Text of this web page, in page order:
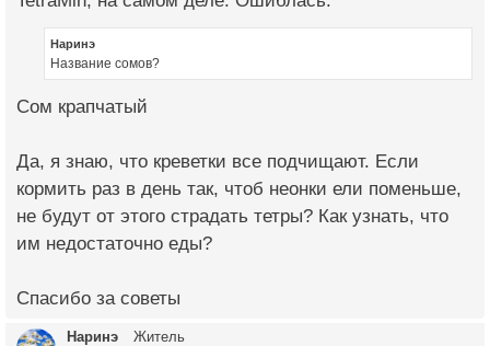
Наринэ
Название сомов?
Сом крапчатый
Да, я знаю, что креветки все подчищают. Если
кормить раз в день так, чтоб неонки ели поменьше,
не будут от этого страдать тетры? Как узнать, что
им недостаточно еды?
Спасибо за советы
Наринэ Житель